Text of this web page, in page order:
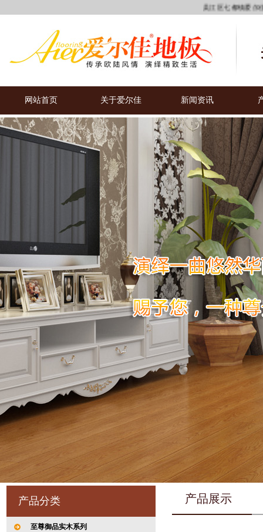
吴江区七都镇爱尔佳木制
网站首页 关于爱尔佳 新闻资讯
产品分类
至尊御品实木系列
产品展示